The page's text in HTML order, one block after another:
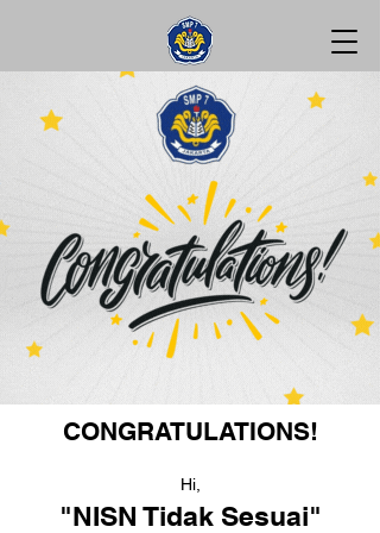
CONGRATULATIONS!
Hi,
"NISN Tidak Sesuai"